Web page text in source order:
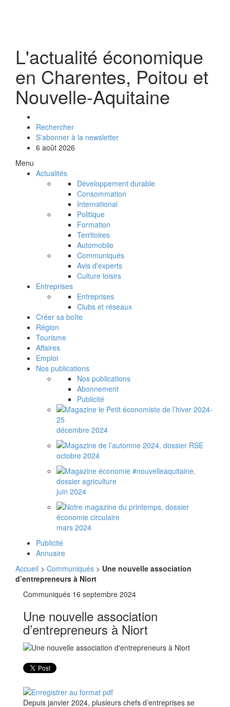
L'actualité économique
en Charentes, Poitou et
Nouvelle-Aquitaine
Rechercher
S’abonner à la newsletter
6 août 2026
Menu
Actualités
Développement durable
Consommation
International
Politique
Formation
Territoires
Automobile
Communiqués
Avis d'experts
Culture loisirs
Entreprises
Entreprises
Clubs et réseaux
Créer sa boîte
Région
Tourisme
Affaires
Emploi
Nos publications
Nos publications
Abonnement
Publicité
décembre 2024
octobre 2024
juin 2024
mars 2024
Publicité
Annuaire
Accueil > Communiqués > Une nouvelle association
d’entrepreneurs à Niort
Communiqués 16 septembre 2024
Une nouvelle association
d’entrepreneurs à Niort
Depuis janvier 2024, plusieurs chefs d’entreprises se